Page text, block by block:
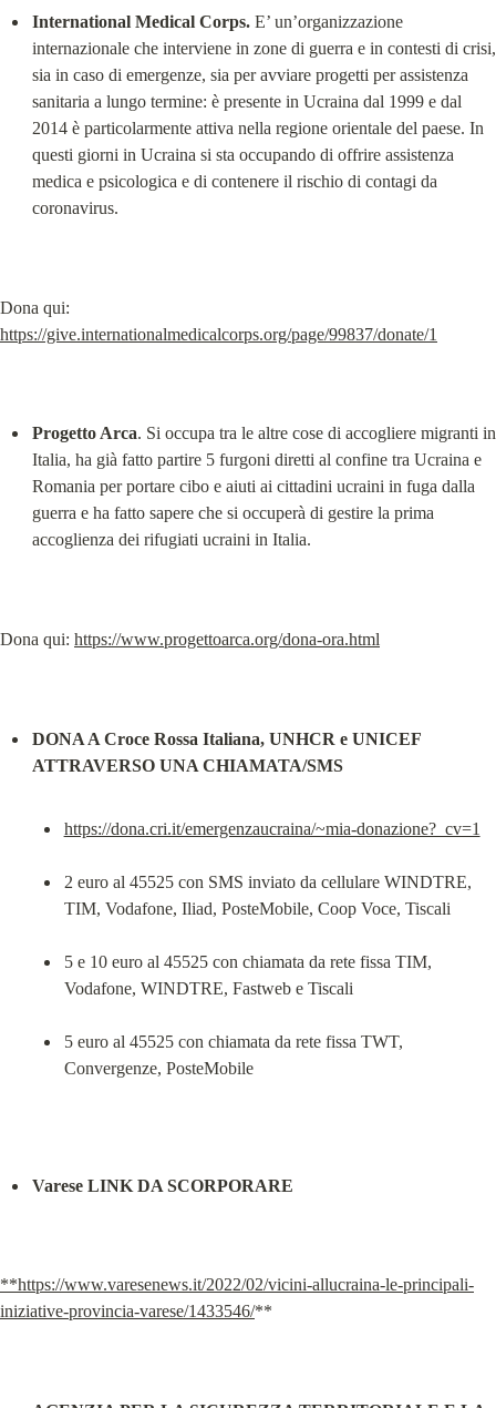
International Medical Corps. E’ un’organizzazione
internazionale che interviene in zone di guerra e in contesti di crisi,
sia in caso di emergenze, sia per avviare progetti per assistenza
sanitaria a lungo termine: è presente in Ucraina dal 1999 e dal
2014 è particolarmente attiva nella regione orientale del paese. In
questi giorni in Ucraina si sta occupando di offrire assistenza
medica e psicologica e di contenere il rischio di contagi da
coronavirus.
https://give.internationalmedicalcorps.org/page/99837/donate/1
Progetto Arca. Si occupa tra le altre cose di accogliere migranti in
Italia, ha già fatto partire 5 furgoni diretti al confine tra Ucraina e
Romania per portare cibo e aiuti ai cittadini ucraini in fuga dalla
guerra e ha fatto sapere che si occuperà di gestire la prima
accoglienza dei rifugiati ucraini in Italia.
Dona qui: https://www.progettoarca.org/dona-ora.html
DONA A Croce Rossa Italiana, UNHCR e UNICEF
ATTRAVERSO UNA CHIAMATA/SMS
https://dona.cri.it/emergenzaucraina/~mia-donazione?_cv=1
2 euro al 45525 con SMS inviato da cellulare WINDTRE,
TIM, Vodafone, Iliad, PosteMobile, Coop Voce, Tiscali
5 e 10 euro al 45525 con chiamata da rete fissa TIM,
Vodafone, WINDTRE, Fastweb e Tiscali
5 euro al 45525 con chiamata da rete fissa TWT,
Convergenze, PosteMobile
Varese LINK DA SCORPORARE
**https://www.varesenews.it/2022/02/vicini-allucraina-le-principali-
iniziative-provincia-varese/1433546/**